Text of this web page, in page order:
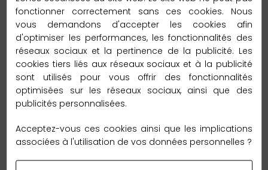
– 2 à 5 jours vers l’Europe
Délai de livraison :
– 6 à 12 jours vers le reste du monde
Garantie Retour 60 jours
fonctionner correctement sans ces cookies. Nous
vous demandons d'accepter les cookies afin
d'optimiser les performances, les fonctionnalités des
réseaux sociaux et la pertinence de la publicité. Les
cookies tiers liés aux réseaux sociaux et à la publicité
sont utilisés pour vous offrir des fonctionnalités
optimisées sur les réseaux sociaux, ainsi que des
publicités personnalisées.
Acceptez-vous ces cookies ainsi que les implications
associées à l'utilisation de vos données personnelles ?